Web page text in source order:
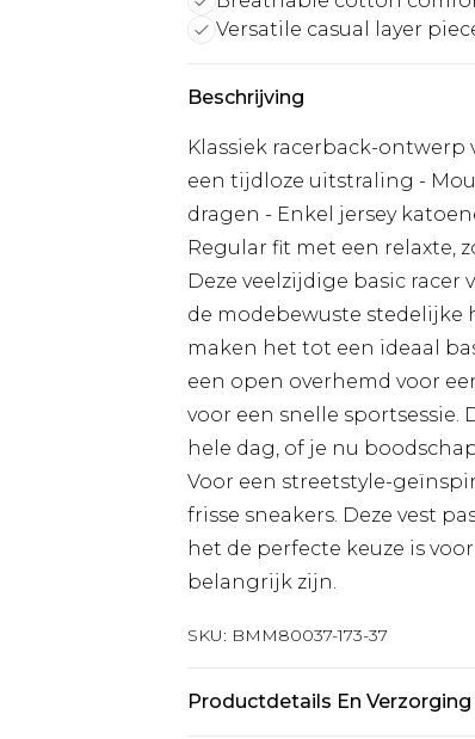
Versatile casual layer
Beschrijving
Klassiek racerback-
een tijdloze uitstraling -
dragen - Enkel jersey
Regular fit met een relaxte,
Deze veelzijdige basic
de modebewuste stedelijke
maken het tot een ideaal
een open overhemd voor
voor een snelle
hele dag, of je nu
Voor een streetstyle-
frisse sneakers. Deze vest
het de perfecte keuze is
belangrijk zijn.
SKU: BMM80037-173-37
Productdetails En Verzorging